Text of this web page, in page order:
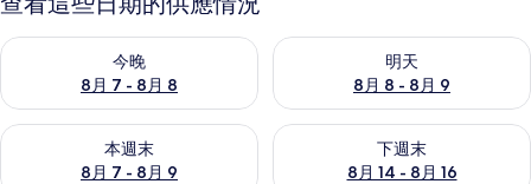
今晚
8月 7 - 8月 8
查看今晚 (8月 7 - 8月 8) 的供應情況
明天
8月 8 - 8月 9
查看明天 (8月 8 - 8月 9) 的供
本週末
8月 7 - 8月 9
查看本週末 (8月 7 - 8月 9) 的供應情況
下週末
8月 14 - 8月 16
查看下週末 (8月 14 - 8月 16)